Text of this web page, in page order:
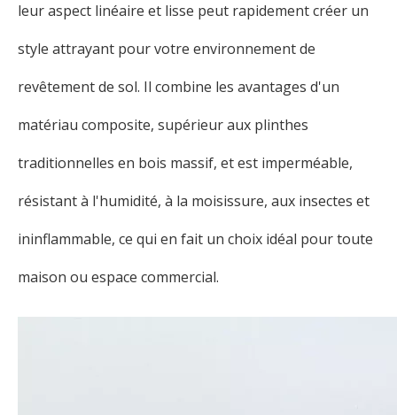
leur aspect linéaire et lisse peut rapidement créer un
style attrayant pour votre environnement de
revêtement de sol. Il combine les avantages d'un
matériau composite, supérieur aux plinthes
traditionnelles en bois massif, et est imperméable,
résistant à l'humidité, à la moisissure, aux insectes et
ininflammable, ce qui en fait un choix idéal pour toute
maison ou espace commercial.